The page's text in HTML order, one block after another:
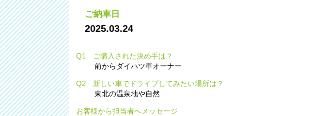
ご納車日
2025.03.24
Q1 ご購入された決め手は？
前からダイハツ車オーナー
Q2 新しい車でドライブしてみたい場所は？
東北の温泉地や自然
お客様から担当者へメッセージ